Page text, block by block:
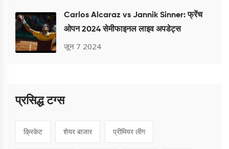
Carlos Alcaraz vs Jannik Sinner: फ्रेंच
ओपन 2024 सेमीफाइनल लाइव अपडेट्स
जून 7 2024
प्रसिद्ध टग्स
क्रिकेट शेयर बाजार प्रीमियर लीग